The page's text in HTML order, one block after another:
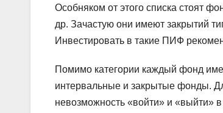
Особняком от этого списка стоят
др. Зачастую они имеют закрытий
Инвестировать в такие ПИФ
Помимо категории каждый фонд
интервальные и закрытые фонды.
невозможность «войти» и «выйти»